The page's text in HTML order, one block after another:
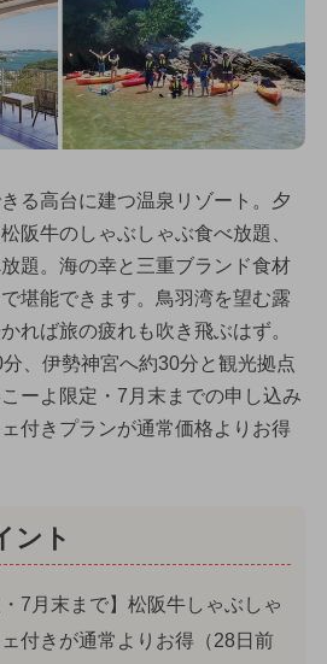
る高台に建つ温泉リゾート。夕
阪牛のしゃぶしゃぶ食べ放題、
題。海の幸と三重ブランド食材
堪能できます。鳥羽湾を望む露
れば旅の疲れも吹き飛ぶはず。
、伊勢神宮へ約30分と観光拠点
ーよ限定・7月末までの申し込み
付きプランが通常価格よりお得
ント
・7月末まで】松阪牛しゃぶしゃ
付きが通常よりお得（28日前